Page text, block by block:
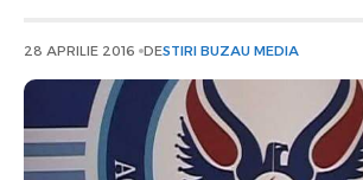
28 APRILIE 2016 DESTIRI BUZAU MEDIA